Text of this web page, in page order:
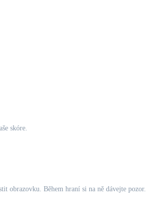
skóre.
obrazovku. Během hraní si na ně dávejte pozor.